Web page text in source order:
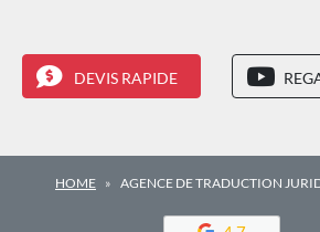
DEVIS RAPIDE
HOME AGENCE DE TRADUCTION